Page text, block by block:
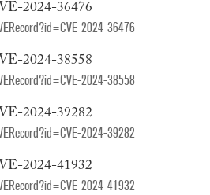
2024-36476
2024-36476
2024-38558
2024-38558
2024-39282
2024-39282
2024-41932
2024-41932